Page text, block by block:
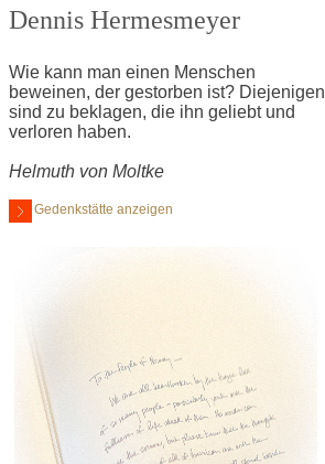
Dennis Hermesmeyer
Wie kann man einen Menschen
beweinen, der gestorben ist? Diejenigen
sind zu beklagen, die ihn geliebt und
verloren haben.
Helmuth von Moltke
Gedenkstätte anzeigen